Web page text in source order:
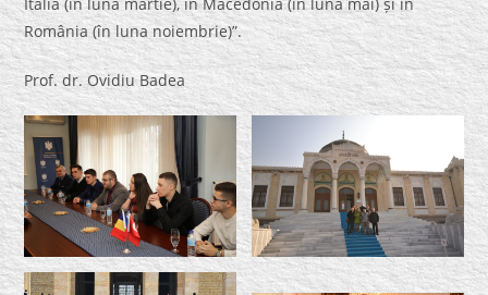
Italia (în luna martie), în Macedonia (în luna mai) și în
România (în luna noiembrie)”.
Prof. dr. Ovidiu Badea